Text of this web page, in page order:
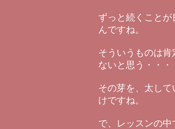
ずっと続くこと
んですね。
そういうものは
ないと思う・・・
その芽を、太し
けですね。
で、レッスンの